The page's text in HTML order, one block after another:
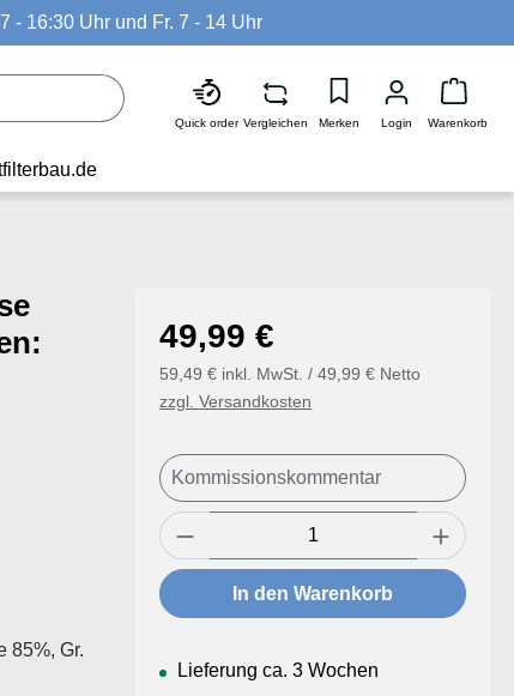
- 16:30 Uhr und Fr. 7 - 14 Uhr
Quick order Vergleichen Merken Login Warenkorb
85%, Gr.
Regulärer Preis:
49,99 €
59,49 € inkl. MwSt. / 49,99 € Netto
zzgl. Versandkosten
Produkt Anzahl: Gib den
In den Warenkorb
Lieferung ca. 3 Wochen